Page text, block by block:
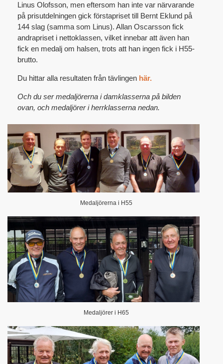
Linus Olofsson, men eftersom han inte var närvarande
på prisutdelningen gick förstapriset till Bernt Eklund på
144 slag (samma som Linus). Allan Oscarsson fick
andrapriset i nettoklassen, vilket innebar att även han
fick en medalj om halsen, trots att han ingen fick i H55-
brutto.
Du hittar alla resultaten från tävlingen här.
Och du ser medaljörerna i damklasserna på bilden
ovan, och medaljörer i herrklasserna nedan.
Medaljörerna i H55
Medaljörer i H65